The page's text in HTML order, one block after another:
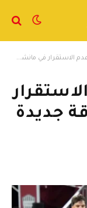
في مانشستر وانطلاقة جديدة مع برشلونة
جديدة